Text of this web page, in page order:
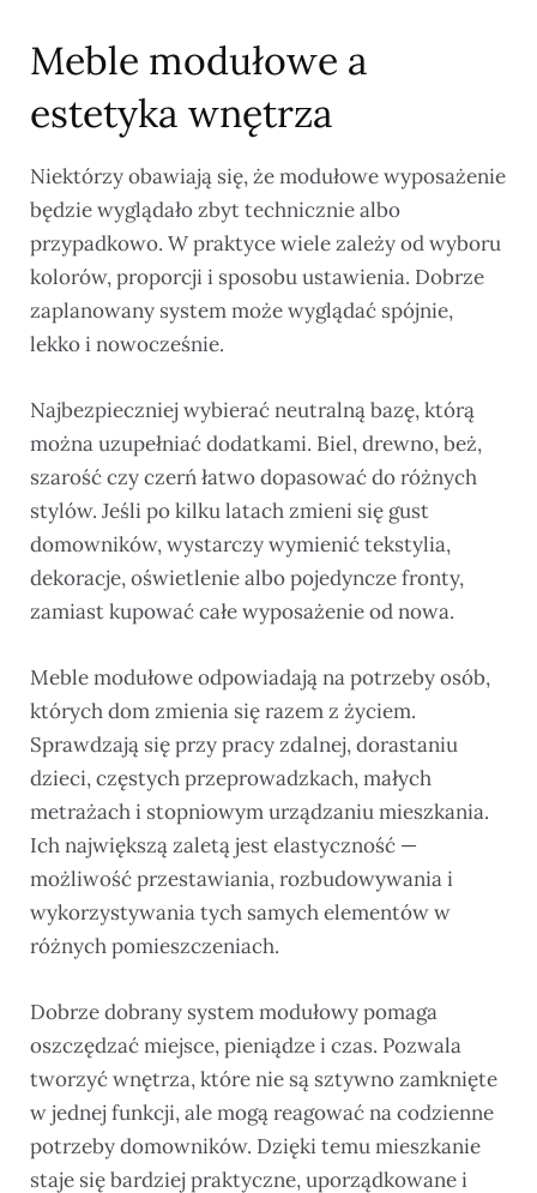
Meble modułowe a
estetyka wnętrza
Niektórzy obawiają się, że modułowe wyposażenie
będzie wyglądało zbyt technicznie albo
przypadkowo. W praktyce wiele zależy od wyboru
kolorów, proporcji i sposobu ustawienia. Dobrze
zaplanowany system może wyglądać spójnie,
lekko i nowocześnie.
Najbezpieczniej wybierać neutralną bazę, którą
można uzupełniać dodatkami. Biel, drewno, beż,
szarość czy czerń łatwo dopasować do różnych
stylów. Jeśli po kilku latach zmieni się gust
domowników, wystarczy wymienić tekstylia,
dekoracje, oświetlenie albo pojedyncze fronty,
zamiast kupować całe wyposażenie od nowa.
Meble modułowe odpowiadają na potrzeby osób,
których dom zmienia się razem z życiem.
Sprawdzają się przy pracy zdalnej, dorastaniu
dzieci, częstych przeprowadzkach, małych
metrażach i stopniowym urządzaniu mieszkania.
Ich największą zaletą jest elastyczność —
możliwość przestawiania, rozbudowywania i
wykorzystywania tych samych elementów w
różnych pomieszczeniach.
Dobrze dobrany system modułowy pomaga
oszczędzać miejsce, pieniądze i czas. Pozwala
tworzyć wnętrza, które nie są sztywno zamknięte
w jednej funkcji, ale mogą reagować na codzienne
potrzeby domowników. Dzięki temu mieszkanie
staje się bardziej praktyczne, uporządkowane i